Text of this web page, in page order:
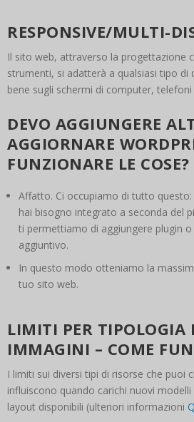
RESPONSIVE/MULTI-
Il sito web, attraverso la progettazione
strumenti, si adatterà a qualsiasi tipo di
bene sugli schermi di computer, telefoni
DEVO AGGIUNGERE
AGGIORNARE
FUNZIONARE LE COSE?
Affatto. Ci occupiamo di tutto
hai bisogno integrato a seconda del
ti permettiamo di aggiungere plugin
aggiuntivo.
In questo modo otteniamo la
tuo sito web.
LIMITI PER TIPOLOGIA
IMMAGINI – COME
I limiti sui diversi tipi di risorse che puoi
influiscono quando carichi nuovi
layout disponibili (ulteriori informazioni